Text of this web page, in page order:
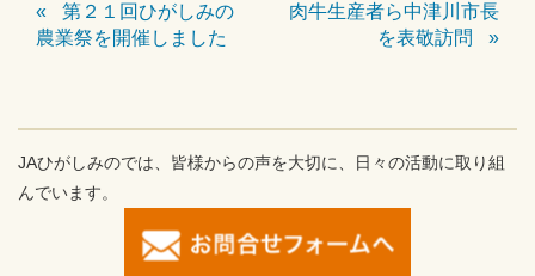
第２１回ひがしみの
農業祭を開催しました
肉牛生産者ら中津川市長
を表敬訪問
JAひがしみのでは、皆様からの声を大切に、日々の活動に取り組
んでいます。